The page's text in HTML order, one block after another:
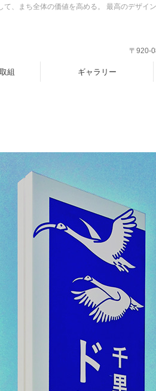
、まち全体の価値を高める。 最高のデザイ
〒920-
組 ギャラリー